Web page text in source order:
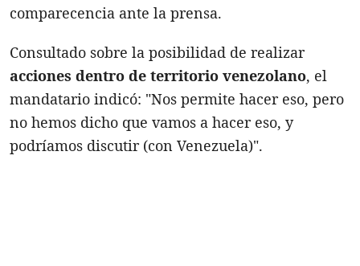
comparecencia ante la prensa.
Consultado sobre la posibilidad de realizar
acciones dentro de territorio venezolano, el
mandatario indicó: "Nos permite hacer eso, pero
no hemos dicho que vamos a hacer eso, y
podríamos discutir (con Venezuela)".